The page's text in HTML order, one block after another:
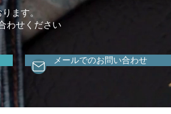
ます。
わせください
メールでのお問い合わせ